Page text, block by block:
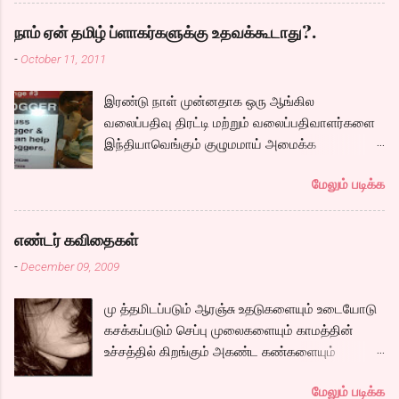
பெண் ரீமா, அவர்களுக்கு அடி பொடி வேலை செய்ய
அழைக்கப்படும் கார்த்தி. இவர்களுடன் நம்முடய
ஆறு போல ஓடுகிறது படம். பெரியதாய் கதை ஏதும்
நகராவிட்டாலும், ரீமாவின் அதிரடி கேரக்டரும்,
ஆண்ட்ரியாவின் அமைதியான கேரக்டரும்,
கார்த்தியின் அடாவடி, தடாலடி வெட்டி பேச்சு க...
நாம் ஏன் தமிழ் ப்ளாகர்களுக்கு உதவக்கூடாது?.
- October 11, 2011
இரண்டு நாள் முன்னதாக ஒரு ஆங்கில
வலைப்பதிவு திரட்டி மற்றும் வலைப்பதிவாளர்களை
இந்தியாவெங்கும் குழுமமாய் அமைக்க
பதிவர் சந்திப்புக்கு ஏற்பாடு செய்திருந்தது.
இவர்கள் வருடா வருடம் நடத்துவதுதான். இம்முறை
நிறைய தமிழ் வலைப்பூக்கள் நடத்துபவர்களும்
கலந்து கொண்டோம்.
மேலும் படிக்க
எண்டர் கவிதைகள்
-December 09, 2009
மு த்தமிடப்படும் ஆரஞ்சு உதடுகளையும் உடையோடு
கசக்கப்படும் செப்பு முலைகளையும் காமத்தின்
உச்சத்தில் கிறங்கும் அகண்ட கண்களையும்
நீண்ட பயணமாய் வருடிச் செல்லும் பாம்புத்மேலும் படிக்க